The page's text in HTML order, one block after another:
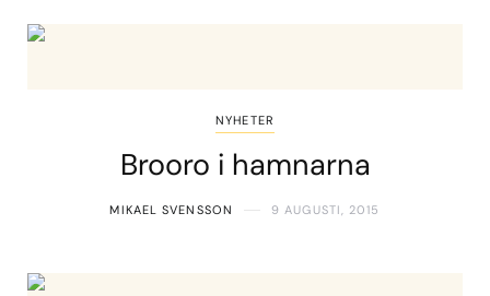
NYHETER
Brooro i hamnarna
MIKAEL SVENSSON 9 AUGUSTI, 2015